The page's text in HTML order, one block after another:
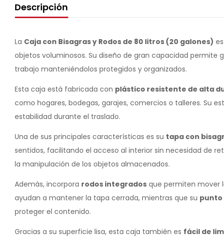
Descripción
La Caja con Bisagras y Rodos de 80 litros (20 galones)
objetos voluminosos. Su diseño de gran capacidad permite
trabajo manteniéndolos protegidos y organizados.
Esta caja está fabricada con plástico resistente de alta
como hogares, bodegas, garajes, comercios o talleres. Su
estabilidad durante el traslado.
Una de sus principales características es su tapa con
sentidos, facilitando el acceso al interior sin necesidad de
la manipulación de los objetos almacenados.
Además, incorpora rodos integrados que permiten mover
ayudan a mantener la tapa cerrada, mientras que su punto
proteger el contenido.
Gracias a su superficie lisa, esta caja también es fácil de